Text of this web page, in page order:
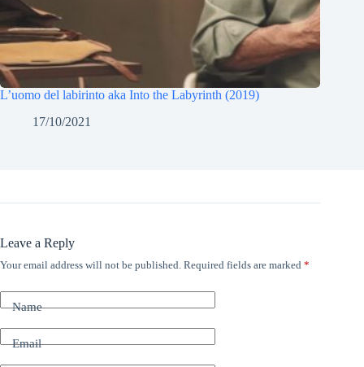
L’uomo del labirinto aka Into the Labyrinth (2019)
17/10/2021
Leave a Reply
Your email address will not be published. Required fields are marked *
Name
Email